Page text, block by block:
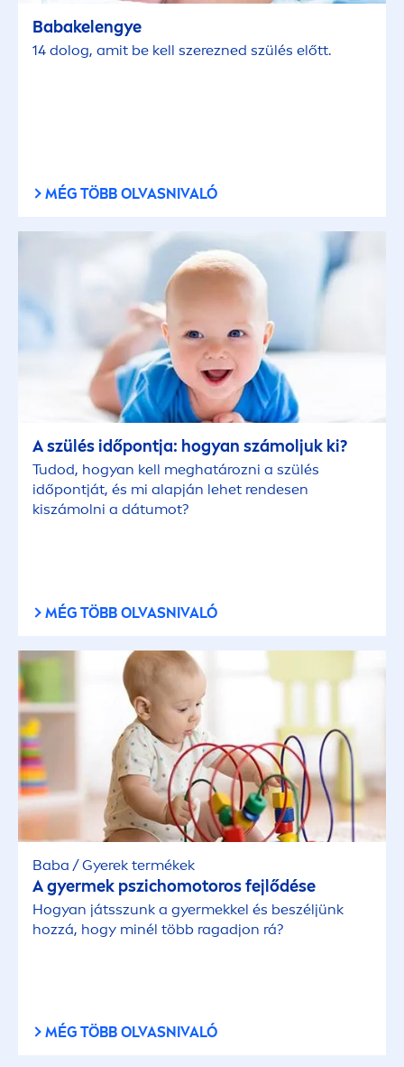
Babakelengye
14 dolog, amit be kell szerezned szülés előtt.
MÉG TÖBB OLVASNIVALÓ
A szülés időpontja: hogyan számoljuk ki?
Tudod, hogyan kell meghatározni a szülés
időpontját, és mi alapján lehet rendesen
kiszámolni a dátumot?
MÉG TÖBB OLVASNIVALÓ
Baba / Gyerek termékek
A gyermek pszichomotoros fejlődése
Hogyan játsszunk a gyermekkel és beszéljünk
hozzá, hogy minél több ragadjon rá?
MÉG TÖBB OLVASNIVALÓ